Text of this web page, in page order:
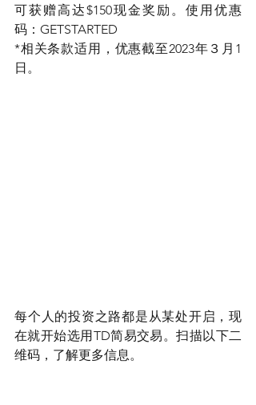
可获赠高达$150现金奖励。使用优惠
码：GETSTARTED
*相关条款适用，优惠截至2023年３月1
日。
每个人的投资之路都是从某处开启，现
在就开始选用TD简易交易。扫描以下二
维码，了解更多信息。